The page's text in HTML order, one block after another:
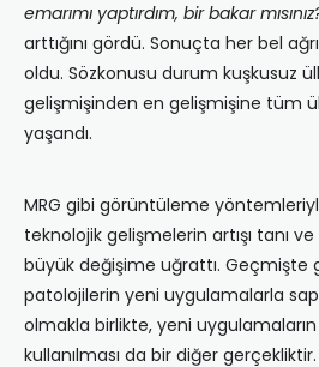
emarımı yaptırdım, bir bakar
arttığını gördü. Sonuçta her bel
oldu. Sözkonusu durum kuşkusuz
gelişmişinden en gelişmişine tüm
yaşandı.
MRG gibi görüntüleme
teknolojik gelişmelerin artışı tanı
büyük değişime uğrattı. Geçmişte
patolojilerin yeni uygulamalarla
olmakla birlikte, yeni
kullanılması da bir diğer